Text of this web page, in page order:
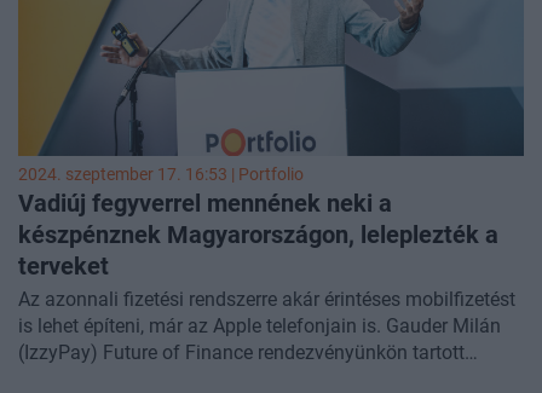
díjakról, a csalási trendekről és az AI-boomról is kérdeztük.
2024. szeptember 17. 16:53 | Portfolio
Vadiúj fegyverrel mennének neki a
készpénznek Magyarországon, leleplezték a
terveket
Az azonnali fizetési rendszerre akár érintéses mobilfizetést
is lehet építeni, már az Apple telefonjain is. Gauder Milán
(IzzyPay) Future of Finance rendezvényünkön tartott